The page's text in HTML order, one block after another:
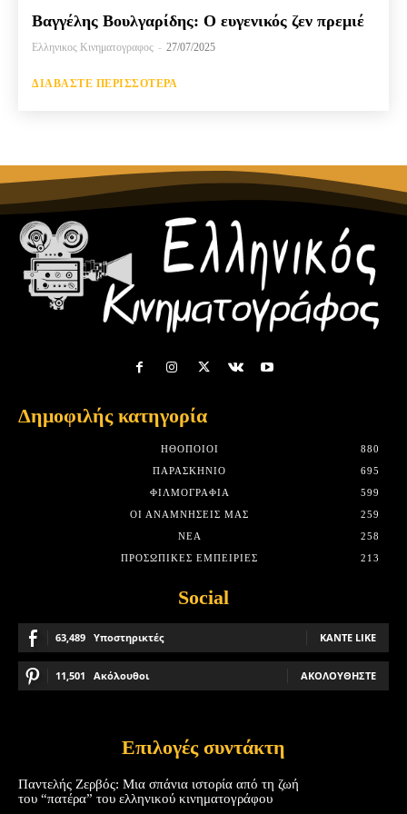
Βαγγέλης Βουλγαρίδης: Ο ευγενικός ζεν πρεμιέ
Ελληνικος Κινηματογραφος - 27/07/2025
ΔΙΑΒΆΣΤΕ ΠΕΡΙΣΣΌΤΕΡΑ
Δημοφιλής κατηγορία
HΘΟΠΟΙΟΊ
880
ΠΑΡΑΣΚΉΝΙΟ
695
ΦΙΛΜΟΓΡΑΦΊΑ
599
ΟΙ ΑΝΑΜΝΉΣΕΙΣ ΜΑΣ
259
ΝΈΑ
258
ΠΡΟΣΩΠΙΚΈΣ ΕΜΠΕΙΡΊΕΣ
213
Social
63,489 Υποστηρικτές ΚΆΝΤΕ LIKE
11,501 Ακόλουθοι ΑΚΟΛΟΥΘΉΣΤΕ
Επιλογές συντάκτη
Παντελής Ζερβός: Μια σπάνια ιστορία από τη ζωή
του “πατέρα” του ελληνικού κινηματογράφου